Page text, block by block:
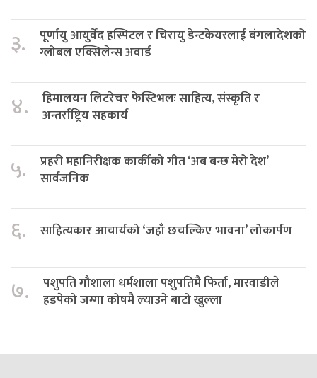
३.
पूर्णायु आयुर्वेद हस्पिटल र चिरायु डेन्टकेयरलाई बंगलादेशको
ग्लोबल एक्सिलेन्स अवार्ड
४.
हिमालयन लिटरेचर फेस्टिभलः साहित्य, संस्कृति र
अन्तर्राष्ट्रिय सहकार्य
५.
प्रहरी महानिरीक्षक कार्कीको गीत ‘अब बन्छ मेरो देश’
सार्वजनिक
६. साहित्यकार आचार्यको ‘जहाँ छचल्किए भावना’ लोकार्पण
७.
पशुपति गौशाला धर्मशाला पशुपतिमै फिर्ता, मारवाडीले
हडपेको जग्गा कोषमै ल्याउने बाटो खुल्ला